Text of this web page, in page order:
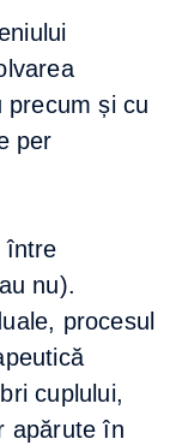
precum și cu
per
între
nu).
procesul
cuplului,
apărute în